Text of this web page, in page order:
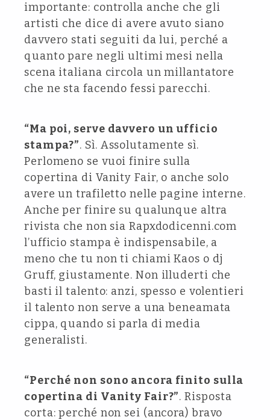
importante: controlla anche che gli
artisti che dice di avere avuto siano
davvero stati seguiti da lui, perché a
quanto pare negli ultimi mesi nella
scena italiana circola un millantatore
che ne sta facendo fessi parecchi.
“Ma poi, serve davvero un ufficio
stampa?”. Sì. Assolutamente sì.
Perlomeno se vuoi finire sulla
copertina di Vanity Fair, o anche solo
avere un trafiletto nelle pagine interne.
Anche per finire su qualunque altra
rivista che non sia Rapxdodicenni.com
l’ufficio stampa è indispensabile, a
meno che tu non ti chiami Kaos o dj
Gruff, giustamente. Non illuderti che
basti il talento: anzi, spesso e volentieri
il talento non serve a una beneamata
cippa, quando si parla di media
generalisti.
“Perché non sono ancora finito sulla
copertina di Vanity Fair?”. Risposta
corta: perché non sei (ancora) bravo